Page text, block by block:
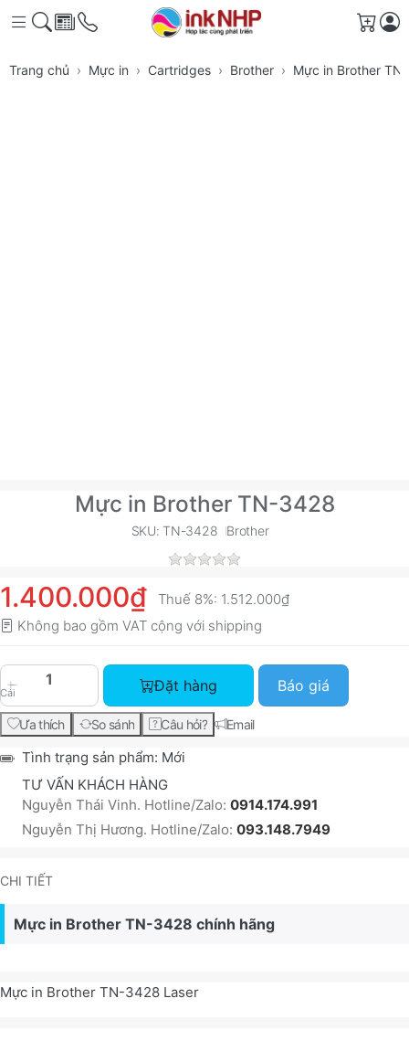
Giỏ
Trang chủ Mực in Cartridges Brother Mực in Brother
Mực in Brother TN-3428
SKU: TN-3428 Brother
1.400.000₫ Thuế 8%: 1.512.000₫
Không bao gồm VAT cộng với shipping
Cái
Mực in Brother TN-3428 với giá 1.400.000₫, số
Đặt hàng Báo giá
Ưa thích So sánh Câu hỏi? Email
Tình trạng sản phẩm: Mới
TƯ VẤN KHÁCH HÀNG
Nguyễn Thái Vinh. Hotline/Zalo: 0914.174.991
Nguyễn Thị Hương. Hotline/Zalo: 093.148.7949
CHI TIẾT
Mực in Brother TN-3428 chính hãng
Mực in Brother TN-3428 Laser